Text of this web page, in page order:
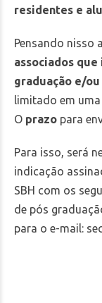
residentes e
Pensando nisso
associados
graduação e/
limitado em
O prazo para
Para isso, será
indicação
SBH com os
de pós
para o e-mail: